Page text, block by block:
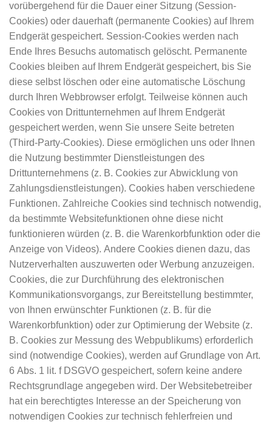
vorübergehend für die Dauer einer Sitzung (Session-
Cookies) oder dauerhaft (permanente Cookies) auf Ihrem
Endgerät gespeichert. Session-Cookies werden nach
Ende Ihres Besuchs automatisch gelöscht. Permanente
Cookies bleiben auf Ihrem Endgerät gespeichert, bis Sie
diese selbst löschen oder eine automatische Löschung
durch Ihren Webbrowser erfolgt. Teilweise können auch
Cookies von Drittunternehmen auf Ihrem Endgerät
gespeichert werden, wenn Sie unsere Seite betreten
(Third-Party-Cookies). Diese ermöglichen uns oder Ihnen
die Nutzung bestimmter Dienstleistungen des
Drittunternehmens (z. B. Cookies zur Abwicklung von
Zahlungsdienstleistungen). Cookies haben verschiedene
Funktionen. Zahlreiche Cookies sind technisch notwendig,
da bestimmte Websitefunktionen ohne diese nicht
funktionieren würden (z. B. die Warenkorbfunktion oder die
Anzeige von Videos). Andere Cookies dienen dazu, das
Nutzerverhalten auszuwerten oder Werbung anzuzeigen.
Cookies, die zur Durchführung des elektronischen
Kommunikationsvorgangs, zur Bereitstellung bestimmter,
von Ihnen erwünschter Funktionen (z. B. für die
Warenkorbfunktion) oder zur Optimierung der Website (z.
B. Cookies zur Messung des Webpublikums) erforderlich
sind (notwendige Cookies), werden auf Grundlage von Art.
6 Abs. 1 lit. f DSGVO gespeichert, sofern keine andere
Rechtsgrundlage angegeben wird. Der Websitebetreiber
hat ein berechtigtes Interesse an der Speicherung von
notwendigen Cookies zur technisch fehlerfreien und